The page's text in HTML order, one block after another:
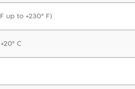
up to +230° F)
C